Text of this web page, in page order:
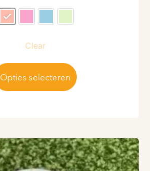
Clear
Opties selecteren